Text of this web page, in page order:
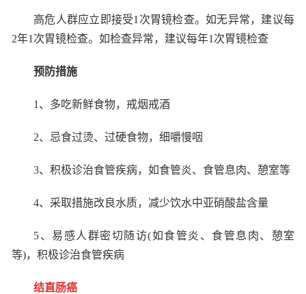
高危人群应立即接受1 次胃镜检查。如无异常，建议每
2年1 次胃镜检查。如检查异常，建议每年1 次胃镜检查
预防措施
1 、多吃新鲜食物，戒烟戒酒
2、忌食过烫、过硬食物，细嚼慢咽
3、积极诊治食管疾病，如食管炎、食管息肉、憩室等
4、采取措施改良水质，减少饮水中亚硝酸盐含量
5、易感人群密切随访(如食管炎、食管息肉、憩室
等)，积极诊治食管疾病
结直肠癌